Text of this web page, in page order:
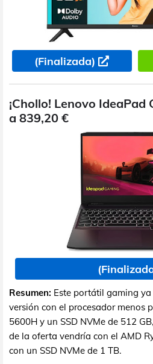
(Finalizada)
¡Chollo! Lenovo
a 839,20 €
Resumen: Este portátil gaming
versión con el procesador menos
5600H y un SSD NVMe de 512
de la oferta vendría con el AMD
con un SSD NVMe de 1 TB.